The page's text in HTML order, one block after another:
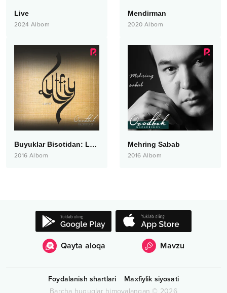
Live
2024 Albom
Mendirman
2020 Albom
Buyuklar Bisotidan: Lutfiy
2016 Albom
Mehring Sabab
2016 Albom
Qayta aloqa Mavzu
Foydalanish shartlari
Maxfiylik siyosati
Barcha huquqlar himoyalangan © 2026